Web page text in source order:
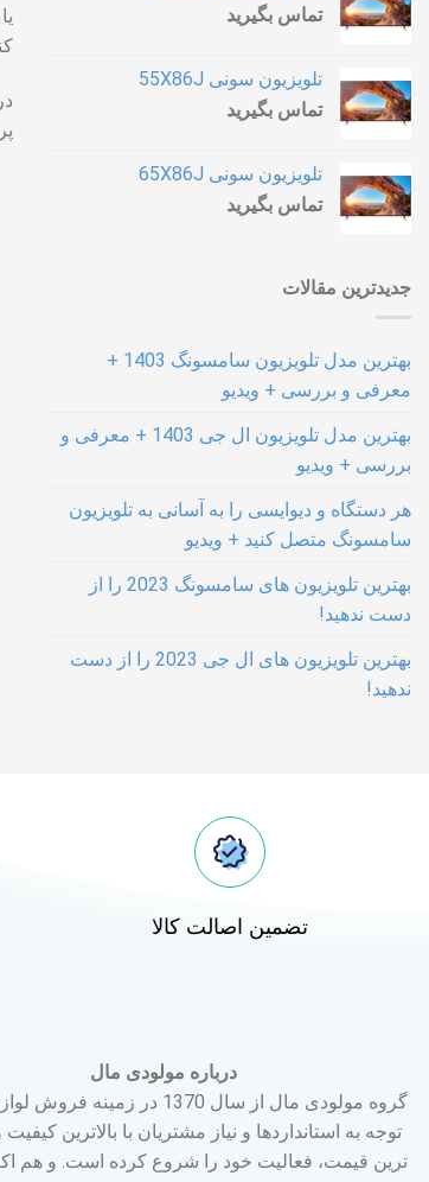
تماس بگیرید
تلویزیون سونی 55X86J
تماس بگیرید
تلویزیون سونی 65X86J
تماس بگیرید
جدیدترین مقالات
بهترین مدل تلویزیون سامسونگ 1403 +
معرفی و بررسی + ویدیو
بهترین مدل تلویزیون ال جی 1403 + معرفی و
بررسی + ویدیو
هر دستگاه و دیوایسی را به آسانی به تلویزیون
سامسونگ متصل کنید + ویدیو
بهترین تلویزیون های سامسونگ 2023 را از
دست ندهید!
بهترین تلویزیون های ال جی 2023 را از دست
ندهید!
تضمین اصالت کالا
درباره مولودی مال
گروه مولودی مال از سال 1370 در
توجه به استانداردها و نیاز مشتریان با بالاترین
ترین قیمت، فعالیت خود را شروع کرده است. و هم